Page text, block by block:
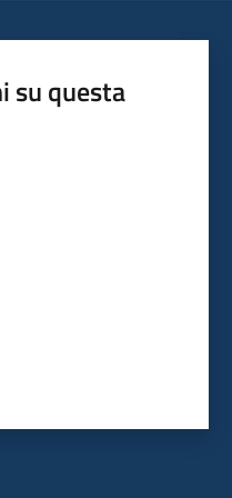
su questa